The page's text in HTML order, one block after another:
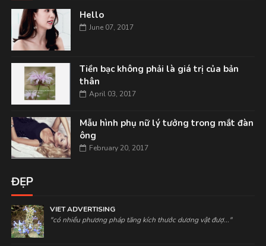
Hello
June 07, 2017
Tiền bạc không phải là giá trị của bản
thân
April 03, 2017
Mẫu hình phụ nữ lý tưởng trong mắt đàn
ông
February 20, 2017
ĐẸP
VIET ADVERTISING
"có nhiều phương pháp tăng kích thước dương vật đượ..."